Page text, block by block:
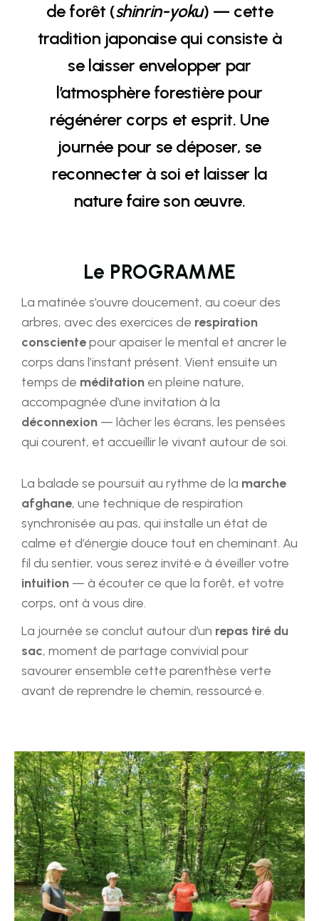
de forêt (shinrin-yoku) — cette
tradition japonaise qui consiste à
se laisser envelopper par
l’atmosphère forestière pour
régénérer corps et esprit. Une
journée pour se déposer, se
reconnecter à soi et laisser la
nature faire son œuvre.
Le PROGRAMME
La matinée s’ouvre doucement, au coeur des
arbres, avec des exercices de respiration
conscientepour apaiser le mental et ancrer le
corps dans l’instant présent. Vient ensuite un
temps de méditation en pleine nature,
accompagnée d’une invitation à la
déconnexion — lâcher les écrans, les pensées
qui courent, et accueillir le vivant autour de soi.
La balade se poursuit au rythme de la marche
afghane, une technique de respiration
synchronisée au pas, qui installe un état de
calme et d’énergie douce tout en cheminant. Au
fil du sentier, vous serez invité·e à éveiller votre
intuition — à écouter ce que la forêt, et votre
corps, ont à vous dire.
La journée se conclut autour d’un repas tiré du
sac, moment de partage convivial pour
savourer ensemble cette parenthèse verte
avant de reprendre le chemin, ressourcé·e.